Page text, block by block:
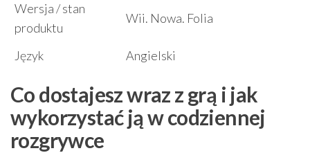
Wersja / stan
produktu
Wii. Nowa. Folia
Język Angielski
Co dostajesz wraz z grą i jak
wykorzystać ją w codziennej
rozgrywce